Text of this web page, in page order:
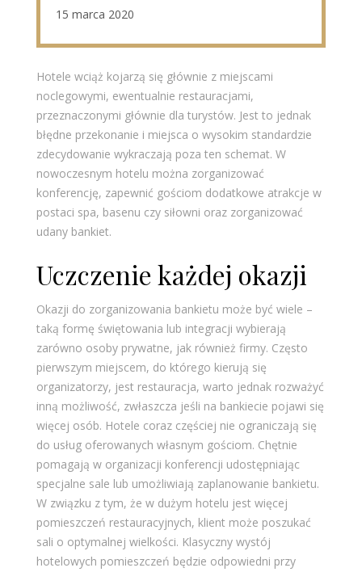
15 marca 2020
Hotele wciąż kojarzą się głównie z miejscami
noclegowymi, ewentualnie restauracjami,
przeznaczonymi głównie dla turystów. Jest to jednak
błędne przekonanie i miejsca o wysokim standardzie
zdecydowanie wykraczają poza ten schemat. W
nowoczesnym hotelu można zorganizować
konferencję, zapewnić gościom dodatkowe atrakcje w
postaci spa, basenu czy siłowni oraz zorganizować
udany bankiet.
Uczczenie każdej okazji
Okazji do zorganizowania bankietu może być wiele –
taką formę świętowania lub integracji wybierają
zarówno osoby prywatne, jak również firmy. Często
pierwszym miejscem, do którego kierują się
organizatorzy, jest restauracja, warto jednak rozważyć
inną możliwość, zwłaszcza jeśli na bankiecie pojawi się
więcej osób. Hotele coraz częściej nie ograniczają się
do usług oferowanych własnym gościom. Chętnie
pomagają w organizacji konferencji udostępniając
specjalne sale lub umożliwiają zaplanowanie bankietu.
W związku z tym, że w dużym hotelu jest więcej
pomieszczeń restauracyjnych, klient może poszukać
sali o optymalnej wielkości. Klasyczny wystój
hotelowych pomieszczeń będzie odpowiedni przy